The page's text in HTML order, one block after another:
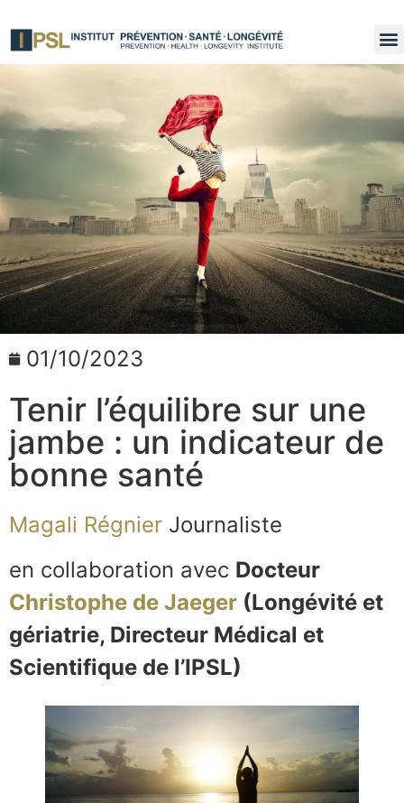
01/10/2023
Tenir l’équilibre sur une
jambe : un indicateur de
bonne santé
Magali Régnier Journaliste
en collaboration avec Docteur
Christophe de Jaeger (Longévité et
gériatrie, Directeur Médical et
Scientifique de l’IPSL)